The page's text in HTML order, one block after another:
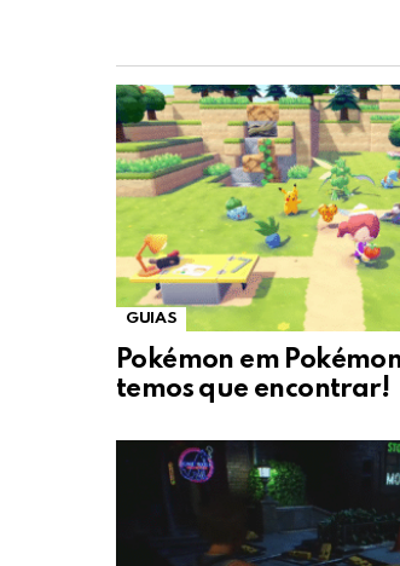
GUIAS
Pokémon em
temos que encontrar!